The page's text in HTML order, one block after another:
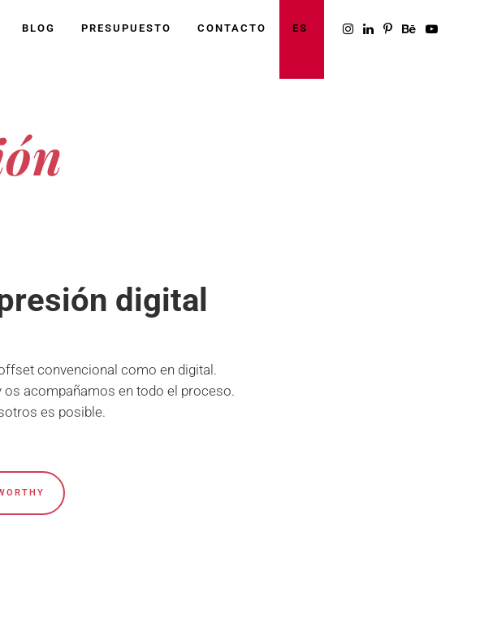
BLOG PRESUPUESTO CONTACTO ES
digital
convencional como en digital.
acompañamos en todo el proceso.
es posible.